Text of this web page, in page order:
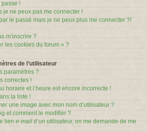
passe !
je ne peux pas me connecter !
le passé mais je ne peux plus me connecter ?!
m’inscrire ?
les cookies du forum » ?
de l’utilisateur
paramètres ?
correctes !
horaire et l’heure est encore incorrecte !
la liste !
une image avec mon nom d’utilisateur ?
et comment le modifier ?
lien e-mail d’un utilisateur, on me demande de me